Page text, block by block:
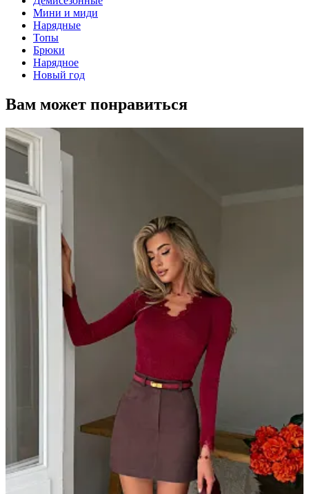
Мини и миди
Нарядные
Топы
Брюки
Нарядное
Новый год
Вам может понравиться